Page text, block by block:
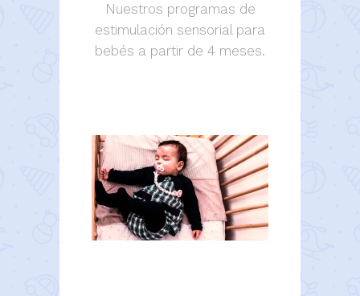
Nuestros programas de
estimulación sensorial para
bebés a partir de 4 meses.